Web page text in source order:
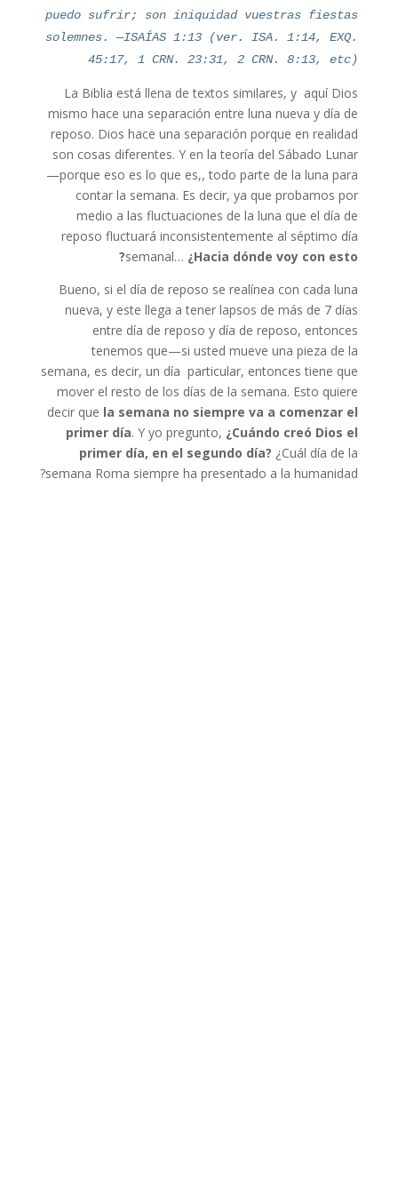
puedo sufrir; son iniquidad vuestras fiestas
solemnes. —ISAÍAS 1:13 (ver. ISA. 1:14, EXQ.
45:17, 1 CRN. 23:31, 2 CRN. 8:13, etc)
La Biblia está llena de textos similares, y aquí Dios
mismo hace una separación entre luna nueva y día de
reposo. Dios hace una separación porque en realidad
son cosas diferentes. Y en la teoría del Sábado Lunar
—porque eso es lo que es,, todo parte de la luna para
contar la semana. Es decir, ya que probamos por
medio a las fluctuaciones de la luna que el día de
reposo fluctuará inconsistentemente al séptimo día
semanal… ¿Hacia dónde voy con esto?
Bueno, si el día de reposo se realínea con cada luna
nueva, y este llega a tener lapsos de más de 7 días
entre día de reposo y día de reposo, entonces
tenemos que—si usted mueve una pieza de la
semana, es decir, un día particular, entonces tiene que
mover el resto de los días de la semana. Esto quiere
decir que la semana no siempre va a comenzar el
primer día. Y yo pregunto, ¿Cuándo creó Dios el
primer día, en el segundo día? ¿Cuál día de la
semana Roma siempre ha presentado a la humanidad?